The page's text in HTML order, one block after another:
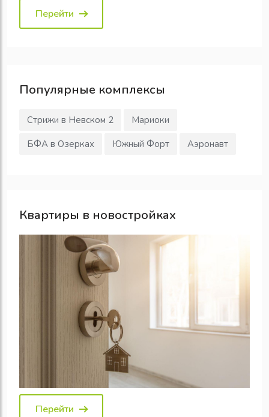
Перейти
Популярные комплексы
Стрижи в Невском 2
Мариоки
БФА в Озерках
Южный Форт Аэронавт
Квартиры в новостройках
Перейти